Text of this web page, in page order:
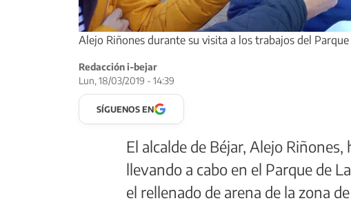
Alejo Riñones durante su visita a los trabajos del
Redacción i-bejar
Lun, 18/03/2019 - 14:39
SÍGUENOS EN
El alcalde de Béjar, Alejo
llevando a cabo en el Parque de
el rellenado de arena de la zona